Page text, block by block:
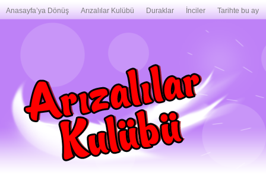
Anasayfa’ya Dönüş Arızalılar Kulübü Duraklar İnciler Tarihte bu ay